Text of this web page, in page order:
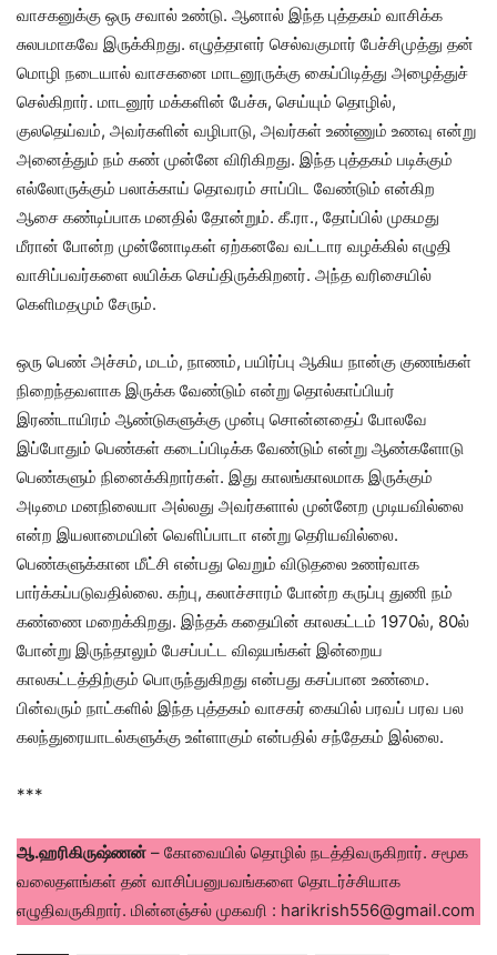
வாசகனுக்கு ஒரு சவால் உண்டு. ஆனால் இந்த புத்தகம் வாசிக்க
சுலபமாகவே இருக்கிறது. எழுத்தாளர் செல்வகுமார் பேச்சிமுத்து தன்
மொழி நடையால் வாசகனை மாடனூருக்கு கைப்பிடித்து அழைத்துச்
செல்கிறார். மாடனூர் மக்களின் பேச்சு, செய்யும் தொழில்,
குலதெய்வம், அவர்களின் வழிபாடு, அவர்கள் உண்ணும் உணவு என்று
அனைத்தும் நம் கண் முன்னே விரிகிறது. இந்த புத்தகம் படிக்கும்
எல்லோருக்கும் பலாக்காய் தொவரம் சாப்பிட வேண்டும் என்கிற
ஆசை கண்டிப்பாக மனதில் தோன்றும். கீ.ரா., தோப்பில் முகமது
மீரான் போன்ற முன்னோடிகள் ஏற்கனவே வட்டார வழக்கில் எழுதி
வாசிப்பவர்களை லயிக்க செய்திருக்கிறனர். அந்த வரிசையில்
கெளிமதமும் சேரும்.
ஒரு பெண் அச்சம், மடம், நாணம், பயிர்ப்பு ஆகிய நான்கு குணங்கள்
நிறைந்தவளாக இருக்க வேண்டும் என்று தொல்காப்பியர்
இரண்டாயிரம் ஆண்டுகளுக்கு முன்பு சொன்னதைப் போலவே
இப்போதும் பெண்கள் கடைப்பிடிக்க வேண்டும் என்று ஆண்களோடு
பெண்களும் நினைக்கிறார்கள். இது காலங்காலமாக இருக்கும்
அடிமை மனநிலையா அல்லது அவர்களால் முன்னேற முடியவில்லை
என்ற இயலாமையின் வெளிப்பாடா என்று தெரியவில்லை.
பெண்களுக்கான மீட்சி என்பது வெறும் விடுதலை உணர்வாக
பார்க்கப்படுவதில்லை. கற்பு, கலாச்சாரம் போன்ற கருப்பு துணி நம்
கண்ணை மறைக்கிறது. இந்தக் கதையின் காலகட்டம் 1970ல், 80ல்
போன்று இருந்தாலும் பேசப்பட்ட விஷயங்கள் இன்றைய
காலகட்டத்திற்கும் பொருந்துகிறது என்பது கசப்பான உண்மை.
பின்வரும் நாட்களில் இந்த புத்தகம் வாசகர் கையில் பரவப் பரவ பல
கலந்துரையாடல்களுக்கு உள்ளாகும் என்பதில் சந்தேகம் இல்லை.
***
ஆ.ஹரிகிருஷ்ணன் – கோவையில் தொழில் நடத்திவருகிறார். சமூக
வலைதளங்கள் தன் வாசிப்பனுபவங்களை தொடர்ச்சியாக
எழுதிவருகிறார். மின்னஞ்சல் முகவரி : harikrish556@gmail.com